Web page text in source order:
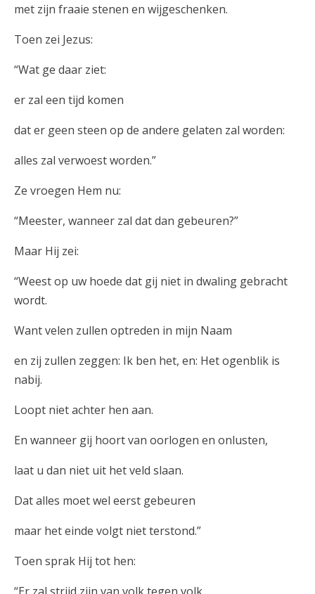
met zijn fraaie stenen en wijgeschenken.
Toen zei Jezus:
“Wat ge daar ziet:
er zal een tijd komen
dat er geen steen op de andere gelaten zal worden:
alles zal verwoest worden.”
Ze vroegen Hem nu:
“Meester, wanneer zal dat dan gebeuren?”
Maar Hij zei:
“Weest op uw hoede dat gij niet in dwaling gebracht
wordt.
Want velen zullen optreden in mijn Naam
en zij zullen zeggen: Ik ben het, en: Het ogenblik is
nabij.
Loopt niet achter hen aan.
En wanneer gij hoort van oorlogen en onlusten,
laat u dan niet uit het veld slaan.
Dat alles moet wel eerst gebeuren
maar het einde volgt niet terstond.”
Toen sprak Hij tot hen: